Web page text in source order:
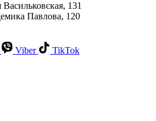
131
Павлова, 120
Viber TikTok